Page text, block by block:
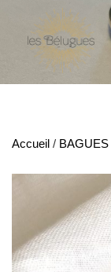
Accueil / BAGUES